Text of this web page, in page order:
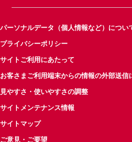
パーソナルデータ（個人情報など）につい
プライバシーポリシー
サイトご利用にあたって
お客さまご利用端末からの情報の外部送信
見やすさ・使いやすさの調整
サイトメンテナンス情報
サイトマップ
ご意見・ご要望